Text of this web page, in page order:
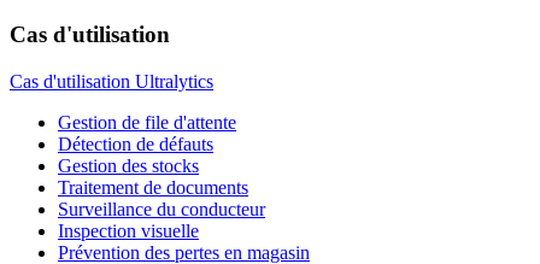
Cas d'utilisation
Cas d'utilisation Ultralytics
Gestion de file d'attente
Détection de défauts
Gestion des stocks
Traitement de documents
Surveillance du conducteur
Inspection visuelle
Prévention des pertes en magasin